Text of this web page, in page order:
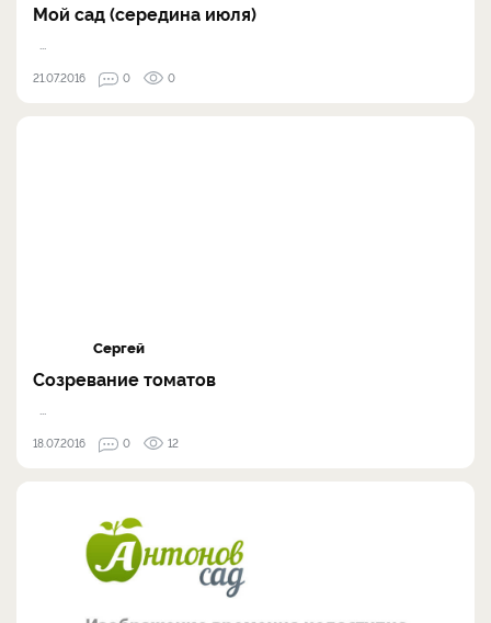
Мой сад (середина июля)
21.07.2016 0 0
Сергей
Созревание томатов
18.07.2016 0 12